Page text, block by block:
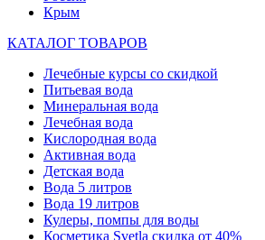
Крым
КАТАЛОГ ТОВАРОВ
Лечебные курсы со скидкой
Питьевая вода
Минеральная вода
Лечебная вода
Кислородная вода
Активная вода
Детская вода
Вода 5 литров
Вода 19 литров
Кулеры, помпы для воды
Косметика Svetla скидка от 40%